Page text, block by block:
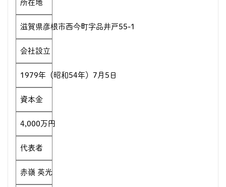
所在地
滋賀県彦根市西今町字品井戸55-1
会社設立
1979年（昭和54年）7月5日
資本金
4,000万円
代表者
赤嶺 英光